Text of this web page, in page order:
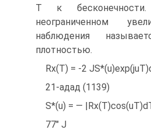
Т к
неограниченном
наблюдения
плотностью.
Rx(T) = -2
21-адад (1139)
S*(u) = —
77" J